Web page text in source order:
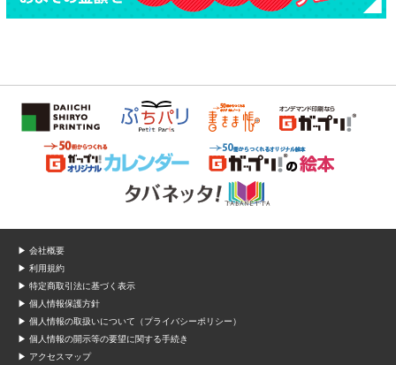
▶ 会社概要
▶ 利用規約
▶ 特定商取引法に基づく表示
▶ 個人情報保護方針
▶ 個人情報の取扱いについて（プライバシーポリシー）
▶ 個人情報の開示等の要望に関する手続き
▶ アクセスマップ